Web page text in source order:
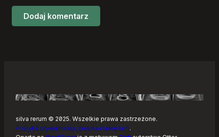
silva rerum © 2025. Wszelkie prawa zastrzeżone.
Polityka prywatności, ciastka i takie tam.